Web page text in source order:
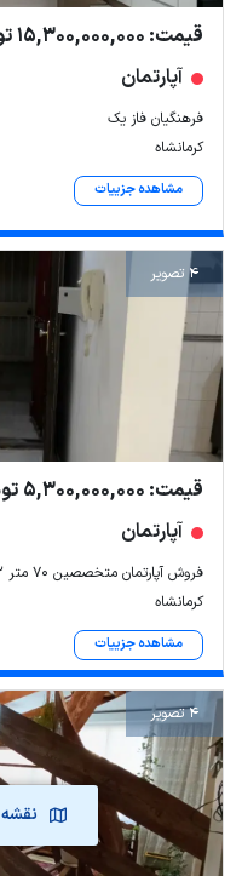
نقشه
قیمت: 15,300,000,000 تومان
آپارتمان
فرهنگیان فاز یک
کرمانشاه
مشاهده جزییات
4 تصویر
قیمت: 5,300,000,000 تومان
آپارتمان
فروش آپارتمان متخصصین ۷۰ متر ۲ خواب
کرمانشاه
مشاهده جزییات
4 تصویر